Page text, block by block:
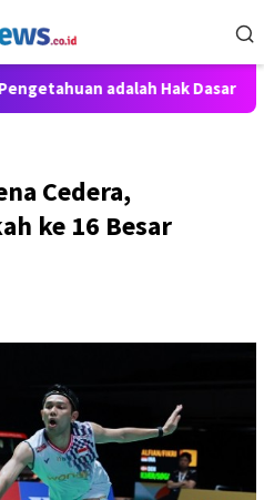
adalah Hak Dasar Warga
Cedera,
ke 16 Besar